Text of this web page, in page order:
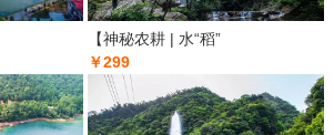
【神秘农耕 | 水“稻”
￥299